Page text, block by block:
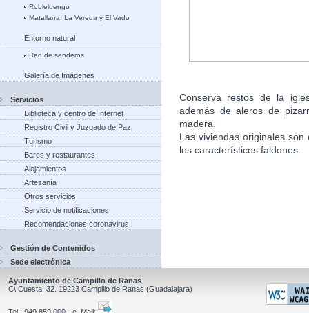
Robleluengo
Matallana, La Vereda y El Vado
Entorno natural
Red de senderos
Galería de Imágenes
Servicios
Biblioteca y centro de Internet
Registro Civil y Juzgado de Paz
Turismo
Bares y restaurantes
Alojamientos
Artesanía
Otros servicios
Servicio de notificaciones
Recomendaciones coronavirus
Gestión de Contenidos
Sede electrónica
Conserva restos de la
además de aleros de
madera.
Las viviendas originales
los característicos faldones.
Ayuntamiento de Campillo de Ranas
C\ Cuesta, 32. 19223 Campillo de Ranas (Guadalajara)